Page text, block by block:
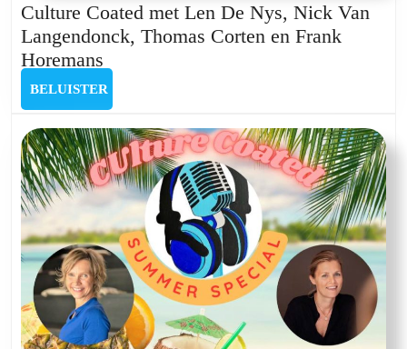
Culture Coated met Len De Nys, Nick Van
Langendonck, Thomas Corten en Frank
Horemans
Coated
met
Len
De
Nys,
Nick
Van
Langendonck,
Thomas
Corten
en
Frank
BELUISTER